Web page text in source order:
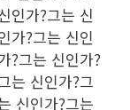
인가?그는 신
가?그는 신인
?그는 신인가?
는 신인가?그
신인가?그는